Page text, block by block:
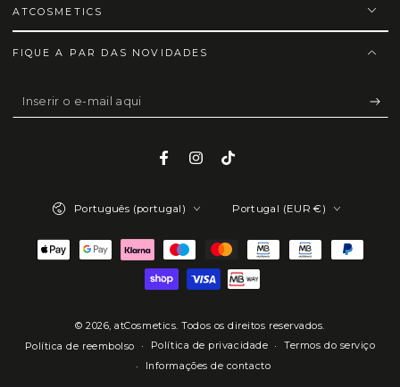
ATCOSMETICS
FIQUE A PAR DAS NOVIDADES
Inserir
o
Facebook
Instagram
TikTok
© 2026,atCosmetics. Todos os direitos reservados.
Política de reembolso
Política de privacidade
Termos do serviço
Informações de contacto
Português (portugal) Portugal (EUR €)
Métodos